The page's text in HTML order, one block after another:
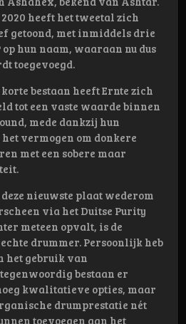
heeft het tweetal zich
getoond, met inmiddels drie
op hun naam, waaraan nu dus
toegevoegd.
bestaan heeft Ernte zich
tot een vaste waarde binnen
mede dankzij hun
het vermogen om donkere
met een sobere maar
nieuwste plaat wederom
via het Duitse Purity
meteen opvalt, is de
drummer. Persoonlijk heb
het gebruik van
bestaan er
kwalitatieve opties, maar
drumprestatie nét
toevoegen aan het